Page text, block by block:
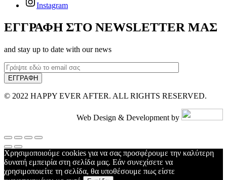
Instagram
ΕΓΓΡΑΦΗ ΣΤΟ NEWSLETTER ΜΑΣ
and stay up to date with our news
© 2022 HAPPY EVER AFTER. ALL RIGHTS RESERVED.
Web Design & Development by
Χρησιμοποιούμε cookies για να σας προσφέρουμε την καλύτερη
δυνατή εμπειρία στη σελίδα μας. Εάν συνεχίσετε να
χρησιμοποιείτε τη σελίδα, θα υποθέσουμε πως είστε